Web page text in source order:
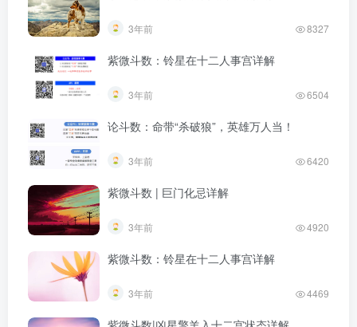
3年前 8327
紫微斗数：铃星在十二人事宫详解
3年前 6504
论斗数：命带“杀破狼”，英雄万人当！
3年前 6420
紫微斗数 | 巨门化忌详解
3年前 4920
紫微斗数：铃星在十二人事宫详解
3年前 4469